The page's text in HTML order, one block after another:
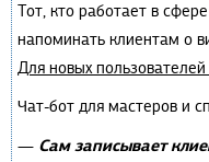
Тот, кто работает в
напоминать клиентам о
Для новых пользователей
Чат-бот для мастеров и
— Сам записывает